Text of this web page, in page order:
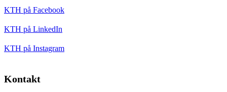
KTH på Facebook
KTH på LinkedIn
KTH på Instagram
Kontakt